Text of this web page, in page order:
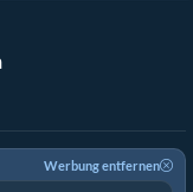
Werbung entfernen